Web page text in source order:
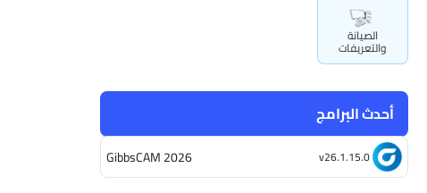
الصيانة
والتعريفات
أحدث البرامج
GibbsCAM 2026 v26.1.15.0